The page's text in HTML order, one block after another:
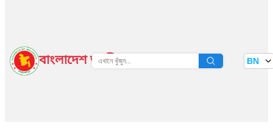
বাংলাদেশ জাতীয় তথ্য বাতায়ন BN